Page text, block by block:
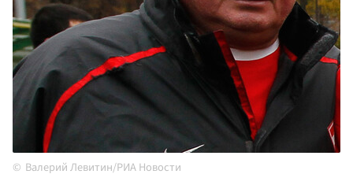
Валерий Левитин/РИА Новости